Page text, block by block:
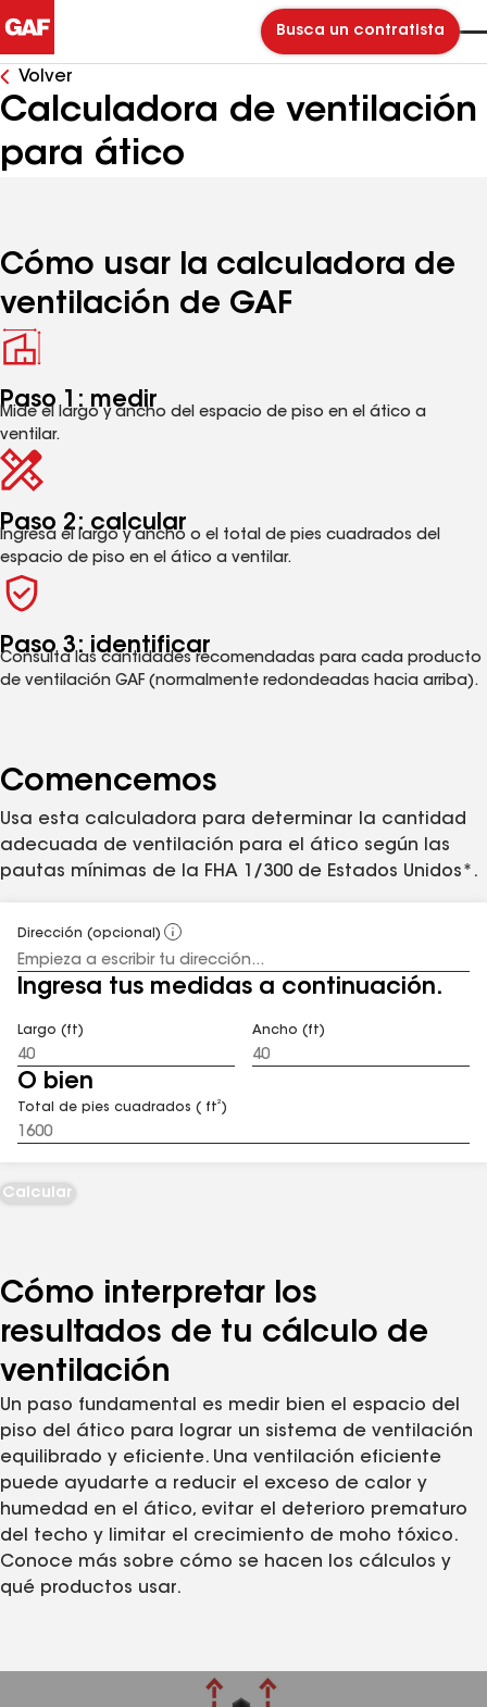
Busca un contratista
Volver
Calculadora de ventilación
para ático
Cómo usar la calculadora de
ventilación de GAF
Paso 1: medir
Mide el largo y ancho del espacio de piso en el ático a
ventilar.
Paso 2: calcular
Ingresa el largo y ancho o el total de pies cuadrados del
espacio de piso en el ático a ventilar.
Paso 3: identificar
Consulta las cantidades recomendadas para cada producto
de ventilación GAF (normalmente redondeadas hacia arriba).
Comencemos
Usa esta calculadora para determinar la cantidad
adecuada de ventilación para el ático según las
pautas mínimas de la FHA 1/300 de Estados Unidos*.
Dirección (opcional)
Ingresa tus medidas a continuación.
Largo (ft) Ancho (ft)
O bien
Total de pies cuadrados ( ft2)
Calcular
Cómo interpretar los
resultados de tu cálculo de
ventilación
Un paso fundamental es medir bien el espacio del
piso del ático para lograr un sistema de ventilación
equilibrado y eficiente. Una ventilación eficiente
puede ayudarte a reducir el exceso de calor y
humedad en el ático, evitar el deterioro prematuro
del techo y limitar el crecimiento de moho tóxico.
Conoce más sobre cómo se hacen los cálculos y
qué productos usar.